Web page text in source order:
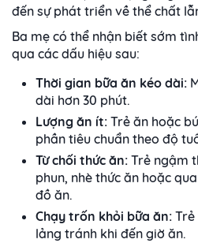
đến sự phát triển về thể chất
Ba mẹ có thể nhận biết sớm
qua các dấu hiệu sau:
Thời gian bữa ăn kéo dài:
dài hơn 30 phút.
Lượng ăn ít: Trẻ ăn hoặc
phần tiêu chuẩn theo độ
Từ chối thức ăn: Trẻ ngậm
phun, nhè thức ăn hoặc
đồ ăn.
Chạy trốn khỏi bữa ăn:
lảng tránh khi đến giờ ăn.